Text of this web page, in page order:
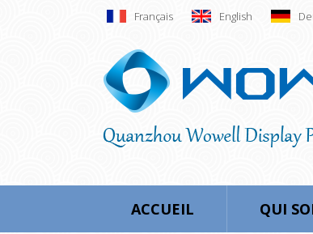
Français English
ACCUEIL QUI